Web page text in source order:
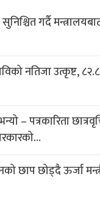
गर्दै
नतिजा उत्कृष्ट,
– पत्रकारिता
छाप छोड्दै ऊर्जा